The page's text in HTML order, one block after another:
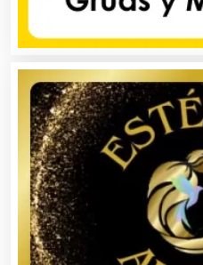
Autopartes
Avaluos
Balnearios